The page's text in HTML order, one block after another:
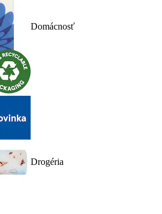
Domácnosť
Drogéria